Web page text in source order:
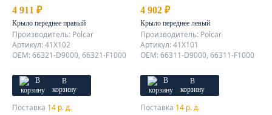
4 911 ₽
Крыло переднее правый
Производитель: Polcar
Артикул: 41X102
OEM: 66321-D9000, 66321-F1000
В
корзину
Поставка 14 р. д.
4 902 ₽
Крыло переднее левый
Производитель: Polcar
Артикул: 41X101
OEM: 66311-D9000, 66311-F1000
В
корзину
Поставка 14 р. д.